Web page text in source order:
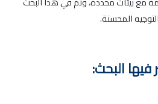
المحسنة.
البحث: